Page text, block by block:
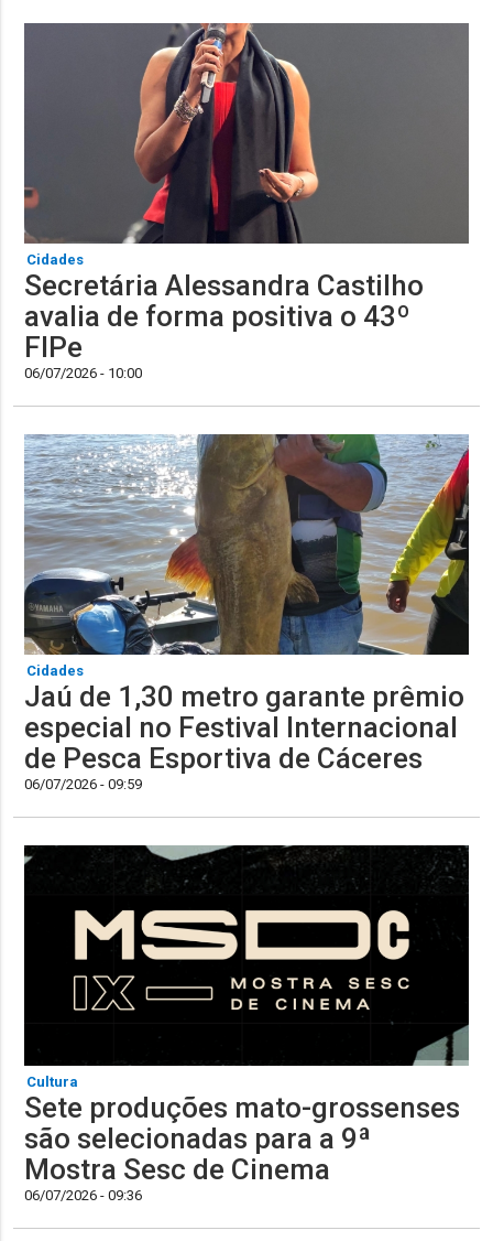
Cidades
Secretária Alessandra Castilho
avalia de forma positiva o 43º
FIPe
06/07/2026 - 10:00
Cidades
Jaú de 1,30 metro garante prêmio
especial no Festival Internacional
de Pesca Esportiva de Cáceres
06/07/2026 - 09:59
Cultura
Sete produções mato-grossenses
são selecionadas para a 9ª
Mostra Sesc de Cinema
06/07/2026 - 09:36